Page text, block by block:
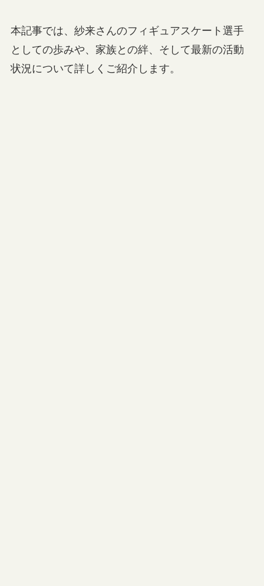
本記事では、紗来さんのフィギュアスケート選手
としての歩みや、家族との絆、そして最新の活動
状況について詳しくご紹介します。